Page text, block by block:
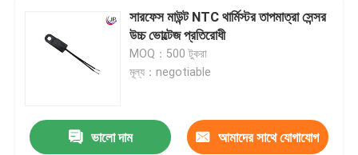
সারফেস মাউন্ট NTC থার্মিস্টর তাপমাত্রা সেন্সর
উচ্চ ভোল্টেজ প্রতিরোধী
MOQ：500 টুকরা
মূল্য：negotiable
ভালো দাম আমাদের সাথে যোগাযোগ